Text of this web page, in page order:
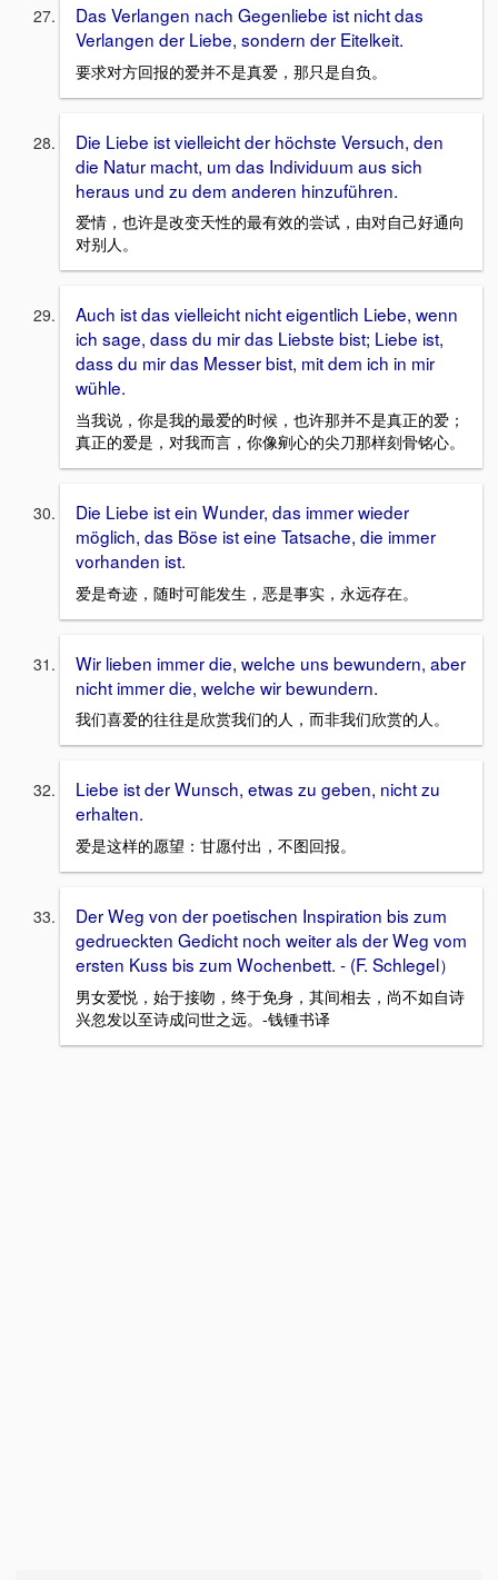
Das Verlangen nach Gegenliebe ist nicht das
Verlangen der Liebe, sondern der Eitelkeit.
要求对方回报的爱并不是真爱，那只是自负。
Die Liebe ist vielleicht der höchste Versuch, den
die Natur macht, um das Individuum aus sich
heraus und zu dem anderen hinzuführen.
爱情，也许是改变天性的最有效的尝试，由对自己好通向
对别人。
Auch ist das vielleicht nicht eigentlich Liebe, wenn
ich sage, dass du mir das Liebste bist; Liebe ist,
dass du mir das Messer bist, mit dem ich in mir
wühle.
当我说，你是我的最爱的时候，也许那并不是真正的爱；
真正的爱是，对我而言，你像剜心的尖刀那样刻骨铭心。
Die Liebe ist ein Wunder, das immer wieder
möglich, das Böse ist eine Tatsache, die immer
vorhanden ist.
爱是奇迹，随时可能发生，恶是事实，永远存在。
Wir lieben immer die, welche uns bewundern, aber
nicht immer die, welche wir bewundern.
我们喜爱的往往是欣赏我们的人，而非我们欣赏的人。
Liebe ist der Wunsch, etwas zu geben, nicht zu
erhalten.
爱是这样的愿望：甘愿付出，不图回报。
Der Weg von der poetischen Inspiration bis zum
gedrueckten Gedicht noch weiter als der Weg vom
ersten Kuss bis zum Wochenbett. - (F. Schlegel）
男女爱悦，始于接吻，终于免身，其间相去，尚不如自诗
兴忽发以至诗成问世之远。-钱锺书译